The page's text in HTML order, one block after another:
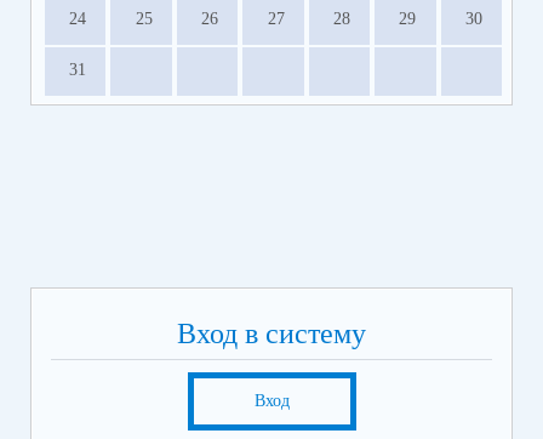
24 25 26 27 28 29 30
31
Вход в систему
Вход